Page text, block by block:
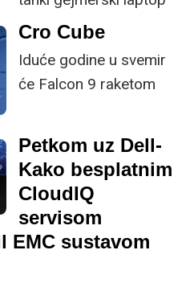
koji će uspješno
zadaće, aSwift Edge
16 je ultra lagani laptop
ekranom.
Cro Cube
Iduće godine u svemir
će Falcon 9 raketom
slovačke tvrtke
Spacemanic i hrvatske
udruge A3.
Petkom uz Dell-
Kako besplatnim
CloudIQ
servisom
EMC sustavom